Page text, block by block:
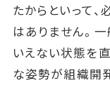
たからといって
はありません。
いえない状態を
な姿勢が組織開